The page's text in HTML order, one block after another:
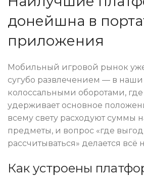
донейшна в
приложения
Мобильный игровой рынок
сугубо развлечением — в
колоссальными оборотами,
удерживает основное
всему свету расходуют суммы
предметы, и вопрос «где
рассчитываться» делается всё
Как устроены